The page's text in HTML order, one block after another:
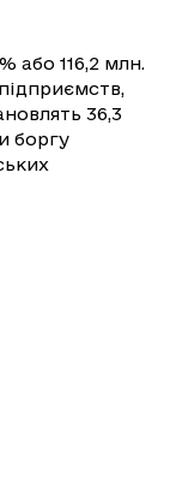
або 116,2 млн.
36,3
боргу